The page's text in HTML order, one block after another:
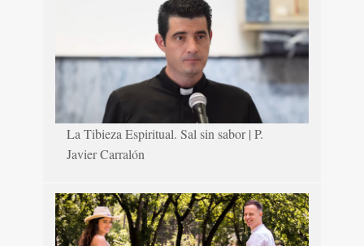
La Tibieza Espiritual. Sal sin sabor | P.
Javier Carralón